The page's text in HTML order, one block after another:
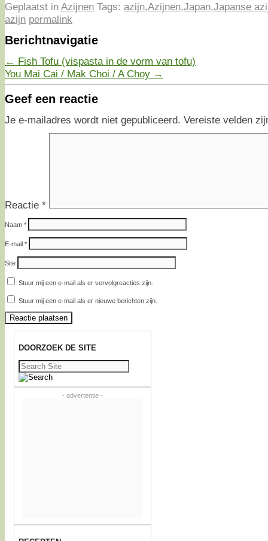
Geplaatst in Azijnen Tags: azijn,Azijnen,Japan,Japanse
azijn permalink
Berichtnavigatie
← Fish Tofu (vispasta in de vorm van tofu)
You Mai Cai / Mak Choi / A Choy →
Geef een reactie
Je e-mailadres wordt niet gepubliceerd. Vereiste velden
Reactie *
Naam *
E-mail *
Site
Stuur mij een e-mail als er vervolgreacties zijn.
Stuur mij een e-mail als er nieuwe berichten zijn.
DOORZOEK DE SITE
Zoeken
naar:
- advertentie -